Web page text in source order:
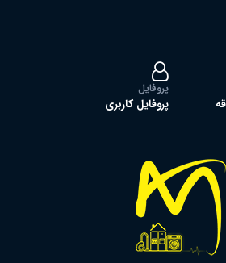
پروفایل
پروفایل کاربری